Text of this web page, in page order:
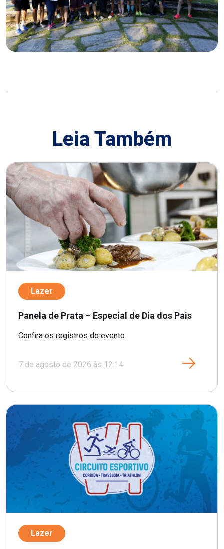
Leia Também
Lazer
Panela de Prata – Especial de Dia dos Pais
Confira os registros do evento
7 de agosto de 2026 às 12:14
Lazer